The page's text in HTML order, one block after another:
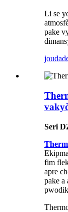
Li se
pake
jouda
Seri
fim
apre
pake a